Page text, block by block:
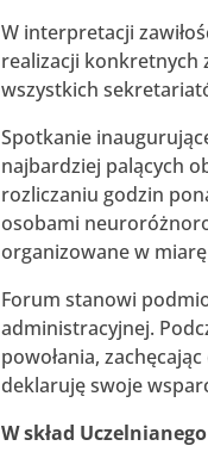
W interpretacji
realizacji konkretnych
wszystkich
Spotkanie
najbardziej palących
rozliczaniu godzin
osobami
organizowane w
Forum stanowi
administracyjnej.
powołania,
deklaruję swoje
W skład